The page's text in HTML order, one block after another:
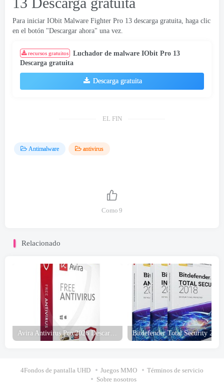
Para iniciar IObit Malware Fighter Pro 13 descarga gratuita, haga clic
en el botón "Descargar ahora" una vez.
recursos gratuitos
Luchador de malware IObit Pro 13
Descarga gratuita
Descarga gratuita
EL FIN
Antimalware antivirus
Como 9
Relacionado
Bitdefender Total Security2026 Descarga
4Fondos de pantalla UHD Juegos MMO
Términos de servicio
Sobre nosotros